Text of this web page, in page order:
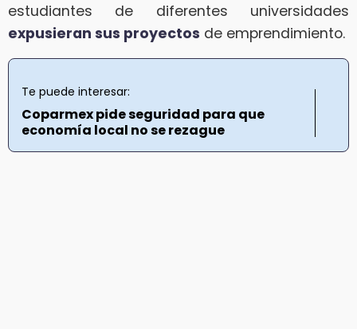
estudiantes de diferentes universidades
expusieran sus proyectos de emprendimiento.
Te puede interesar:
Coparmex pide seguridad para que
economía local no se rezague